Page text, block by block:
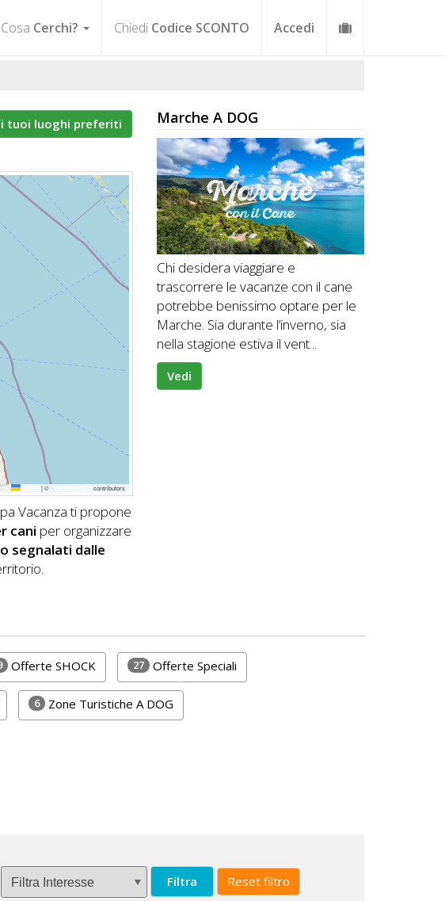
Cosa Cerchi? Chiedi Codice SCONTO Accedi
i tuoi luoghi preferiti
Leaflet |© contributors
Vacanza ti propone
cani per organizzare
segnalati dalle
Marche A DOG
Chi desidera viaggiare e
trascorrere le vacanze con il cane
potrebbe benissimo optare per le
Marche. Sia durante l’inverno, sia
nella stagione estiva il vent...
Vedi
Offerte SHOCK 27 Offerte Speciali
6 Zone Turistiche A DOG
Filtra Reset filtro